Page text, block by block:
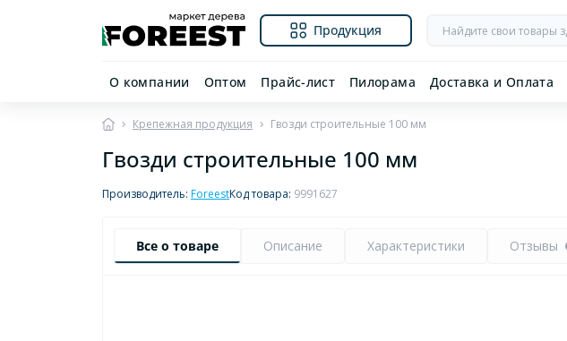
Продукция
О компании Оптом Прайс-лист Пилорама Доставка и Оплата
Крепежная продукция Гвозди строительные 100 мм
Гвозди строительные 100 мм
Производитель: ForeestКод товара: 9991627
Все о товаре Описание Характеристики Отзывы